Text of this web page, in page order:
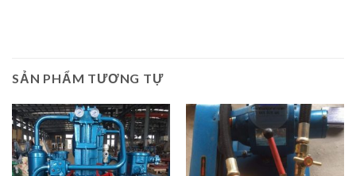
SẢN PHẨM TƯƠNG TỰ